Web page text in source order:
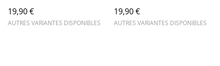
19,90 €
AUTRES VARIANTES DISPONIBLES
19,90 €
AUTRES VARIANTES DISPONIBLES